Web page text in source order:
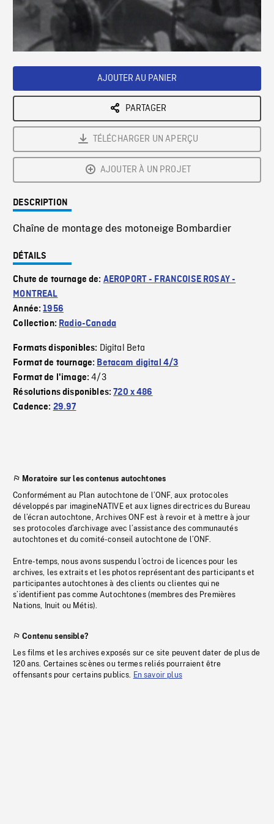
Loaded :
Playback
AJOUTER AU PANIER
PARTAGER
TÉLÉCHARGER UN APERÇU
AJOUTER À UN PROJET
DESCRIPTION
Chaîne de montage des motoneige Bombardier
DÉTAILS
Chute de tournage de: AEROPORT - FRANCOISE ROSAY -
MONTREAL
Année:1956
Collection: Radio-Canada
Formats disponibles: Digital Beta
Format de tournage: Betacam digital 4/3
Format de l'image:4/3
Résolutions disponibles:720 x 486
Cadence: 29.97
Moratoire sur les contenus autochtones
Conformément au Plan autochtone de l’ONF, aux protocoles
développés par imagineNATIVE et aux lignes directrices du Bureau
de l’écran autochtone, Archives ONF est à revoir et à mettre à jour
ses protocoles d’archivage avec l’assistance des communautés
autochtones et du comité-conseil autochtone de l’ONF.
Entre-temps, nous avons suspendu l’octroi de licences pour les
archives, les extraits et les photos représentant des participants et
participantes autochtones à des clients ou clientes qui ne
s’identifient pas comme Autochtones (membres des Premières
Nations, Inuit ou Métis).
Contenu sensible?
Les films et les archives exposés sur ce site peuvent dater de plus de
120 ans. Certaines scènes ou termes reliés pourraient être
offensants pour certains publics. En savoir plus